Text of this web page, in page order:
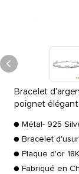
Bracelet
poignet
● Métal- 925
● Bracelet
● Plaque d'or
● Fabriqué en